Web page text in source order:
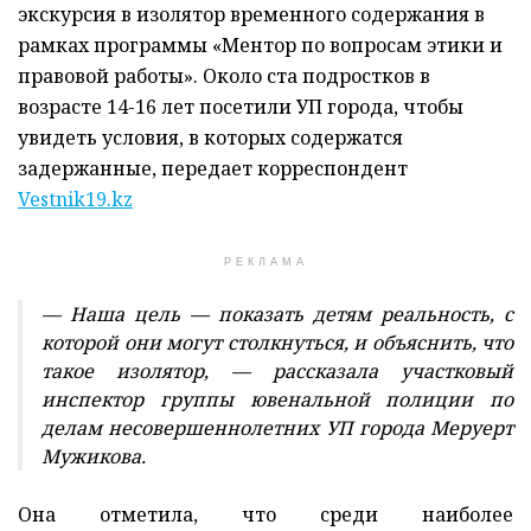
экскурсия в изолятор временного содержания в
рамках программы «Ментор по вопросам этики и
правовой работы». Около ста подростков в
возрасте 14-16 лет посетили УП города, чтобы
увидеть условия, в которых содержатся
задержанные, передает корреспондент
Vestnik19.kz
РЕКЛАМА
— Наша цель — показать детям реальность, с
которой они могут столкнуться, и объяснить, что
такое изолятор, — рассказала участковый
инспектор группы ювенальной полиции по
делам несовершеннолетних УП города Меруерт
Мужикова.
Она отметила, что среди наиболее